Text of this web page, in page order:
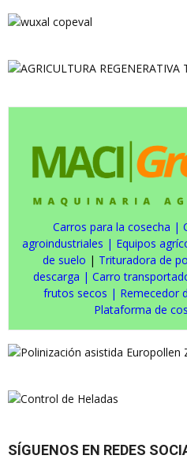
Carros para la cosecha |
agroindustriales | Equipos
de suelo | Trituradora de
descarga | Carro
frutos secos | Remecedor
Plataforma de
SÍGUENOS EN REDES